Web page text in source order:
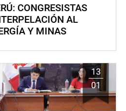
CONGRESISTAS
AL
Y MINAS
13
01